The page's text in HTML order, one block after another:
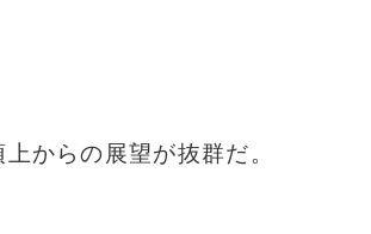
からの展望が抜群だ。